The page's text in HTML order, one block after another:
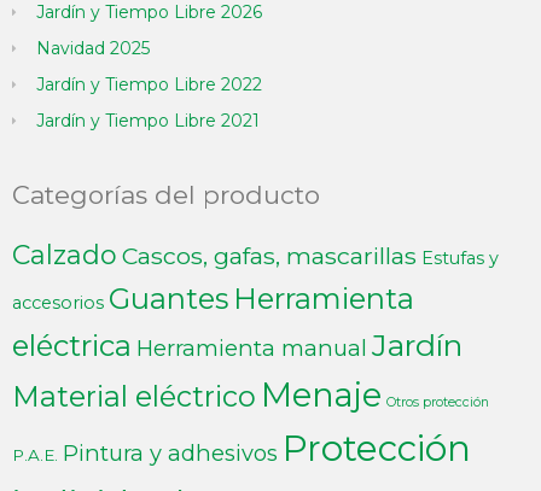
Jardín y Tiempo Libre 2026
Navidad 2025
Jardín y Tiempo Libre 2022
Jardín y Tiempo Libre 2021
Categorías del producto
Calzado Cascos, gafas, mascarillas Estufas y
accesorios Guantes Herramienta
eléctrica Herramienta manual Jardín
Material eléctrico Menaje Otros protección
P.A.E. Pintura y adhesivos Protección